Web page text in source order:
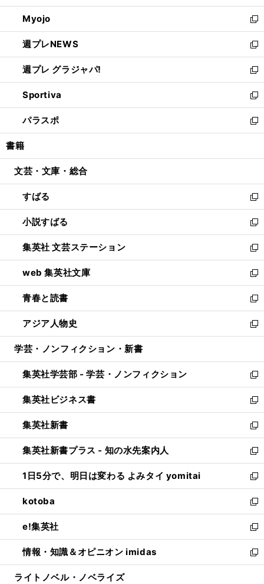
開
く
ウ
で
開
く
ン
ド
ウ
で
開
く
ウ
ィ
ン
ド
ウ
で
開
く
Myojo
新
し
い
ウ
ィ
ン
ド
ウ
で
開
週プレNEWS
新
し
い
ウ
ィ
ン
ド
ウ
開
週プレ グラジャパ!
新
し
い
ウ
ィ
ン
ウ
開
く
Sportiva
新
し
い
ウ
ン
ウ
で
開
く
パラスポ
新
し
ウ
ン
ド
ウ
で
開
く
書籍
文芸・文庫・総合
すばる
新
し
い
ウ
ィ
ン
ド
ウ
で
開
く
小説すばる
新
し
い
ウ
ィ
ン
ド
ウ
で
開
集英社 文芸ステーション
新
し
い
ウ
ィ
ン
ド
ウ
開
く
web 集英社文庫
新
し
い
ウ
ィ
ン
ウ
で
開
く
青春と読書
新
し
い
ウ
ン
ド
ウ
で
開
く
アジア人物史
新
し
ウ
ィ
ン
ド
ウ
で
開
く
学芸・ノンフィクション・新書
集英社学芸部 - 学芸・ノンフィクション
新
し
い
ウ
ィ
ン
ド
ウ
で
開
く
集英社ビジネス書
新
し
い
ウ
ィ
ン
ド
ウ
で
開
く
集英社新書
新
し
い
ウ
ィ
ン
ド
ウ
で
開
く
集英社新書プラス - 知の水先案内人
新
し
い
ウ
ィ
ン
ド
ウ
で
開
1日5分で、明日は変わる よみタイ yomitai
新
し
い
ウ
ィ
ン
ド
ウ
kotoba
新
し
い
ウ
ィ
ン
e!集英社
新
し
い
ウ
情報・知識＆オピニオン imidas
新
し
ライトノベル・ノベライズ